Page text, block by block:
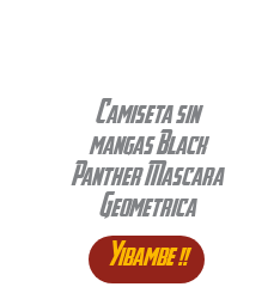
Camiseta sin
mangas Black
Panther Mascara
Geometrica
Yibambe !!